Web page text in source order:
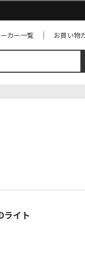
カー一覧 お買い物
イト